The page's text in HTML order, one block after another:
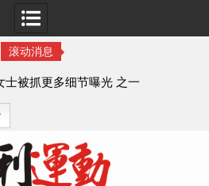
滚动消息
士被抓更多细节曝光 之一